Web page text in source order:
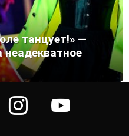
танцует!» —
instagram youtube